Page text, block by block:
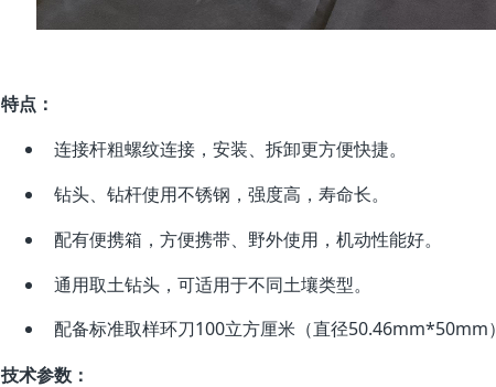
特点：
连接杆粗螺纹连接，安装、拆卸更方便快捷。
钻头、钻杆使用不锈钢，强度高，寿命长。
配有便携箱，方便携带、野外使用，机动性能好。
通用取土钻头，可适用于不同土壤类型。
配备标准取样环刀100立方厘米（直径50.46mm*50mm
技术参数：